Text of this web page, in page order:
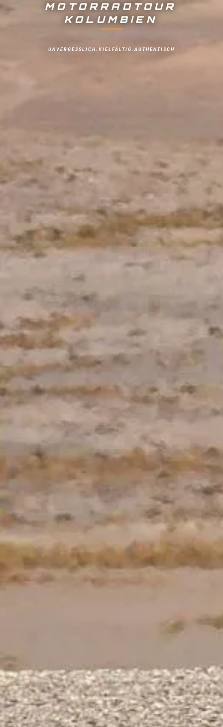
MOTORRADTOUR
KOLUMBIEN
UNVERGESSLICH.VIELFÄLTIG.AUTHENTISCH